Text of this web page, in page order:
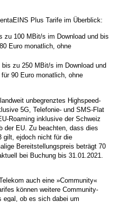
Plus Tarife im Überblick:
zu 100 MBit/s im Download und bis
Euro monatlich, ohne
zu 250 MBit/s im Download und
90 Euro monatlich, ohne
unbegrenztes Highspeed-
5G, Telefonie- und SMS-Flat
Roaming inklusive der Schweiz
der EU. Zu beachten, dass dies
gilt, ejdoch nicht für die
Bereitstellungspreis beträgt 70
bei Buchung bis 31.01.2021.
auch eine »Community«
können weitere Community-
egal, ob es sich dabei um